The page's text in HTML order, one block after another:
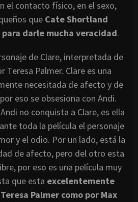
el contacto físico, en el sexo,
que Cate Shortland
darle mucha veracidad.
de Clare, interpretada de
Teresa Palmer. Clare es una
necesitada de afecto y de
eso se obsesiona con Andi.
no conquista a Clare, es ella
toda la película el personaje
y el odio. Por un lado, está la
de afecto, pero del otro esta
por eso es una película muy
que esta excelentemente
Palmer como por Max